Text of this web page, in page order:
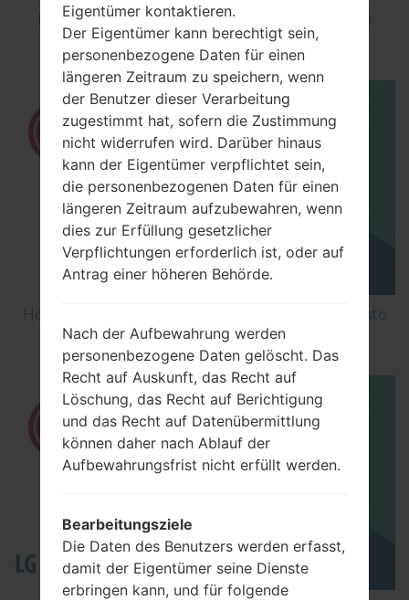
How to Factory Reset through code on LG K8
M200E?
How to Factory Reset through menu on LG Aristo
MS210?
Eigentümer kontaktieren.
Der Eigentümer kann berechtigt sein,
personenbezogene Daten für einen
längeren Zeitraum zu speichern, wenn
der Benutzer dieser Verarbeitung
zugestimmt hat, sofern die Zustimmung
nicht widerrufen wird. Darüber hinaus
kann der Eigentümer verpflichtet sein,
die personenbezogenen Daten für einen
längeren Zeitraum aufzubewahren, wenn
dies zur Erfüllung gesetzlicher
Verpflichtungen erforderlich ist, oder auf
Antrag einer höheren Behörde.
Nach der Aufbewahrung werden
personenbezogene Daten gelöscht. Das
Recht auf Auskunft, das Recht auf
Löschung, das Recht auf Berichtigung
und das Recht auf Datenübermittlung
können daher nach Ablauf der
Aufbewahrungsfrist nicht erfüllt werden.
Bearbeitungsziele
Die Daten des Benutzers werden erfasst,
damit der Eigentümer seine Dienste
erbringen kann, und für folgende